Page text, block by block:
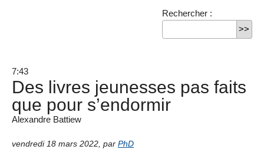
Rechercher :
7:43
Des livres jeunesses pas faits
que pour s’endormir
Alexandre Battiew
vendredi 18 mars 2022 par PhD